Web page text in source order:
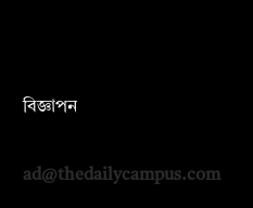
বিজ্ঞাপন
ad@thedailycampus.com